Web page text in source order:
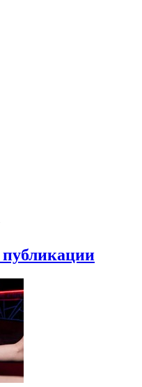
публикации